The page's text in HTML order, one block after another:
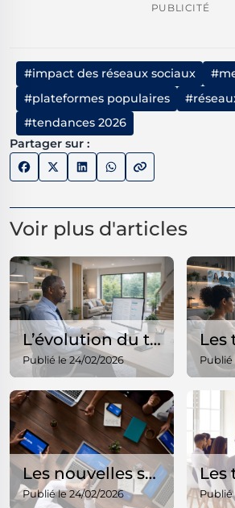
PUBLICITÉ
#impact des réseaux sociaux
#plateformes populaires
#tendances 2026
Partager sur :
Voir plus d'articles
L’évolution du télétravail en 2026
Publié le 24/02/2026 Publié
Les nouvelles stratégies de création de contenu en 2026
Publié le 24/02/2026 Publié